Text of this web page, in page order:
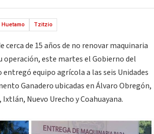
Huetamo Tzitzio
cerca de 15 años de no renovar maquinaria
operación, este martes el Gobierno del
entregó equipo agrícola a las seis Unidades
Ganadero ubicadas en Álvaro Obregón,
Nuevo Urecho y Coahuayana.